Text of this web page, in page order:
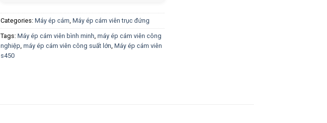
Categories: Máy ép cám Máy ép cám viên trục đứng
Tags: Máy ép cám viên bình minh máy ép cám viên công
nghiệp máy ép cám viên công suất lớn Máy ép cám viên
s450